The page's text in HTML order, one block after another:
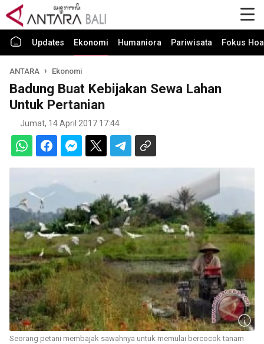
Updates Ekonomi Humaniora Pariwisata Fokus
ANTARA Ekonomi
Badung Buat Kebijakan Sewa Lahan
Untuk Pertanian
Jumat, 14 April 2017 17:44
Seorang petani membajak sawahnya untuk memulai bercocok tanam